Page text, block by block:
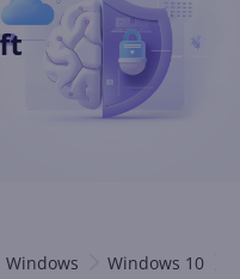
Windows Windows 10